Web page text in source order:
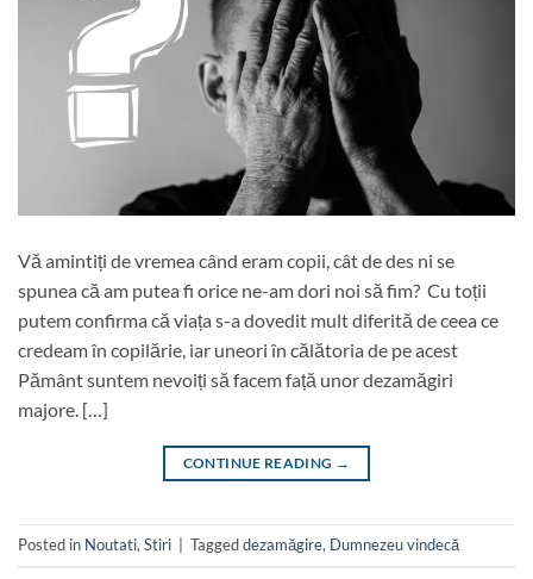
Vă amintiți de vremea când eram copii, cât de des ni se
spunea că am putea fi orice ne-am dori noi să fim? Cu toții
putem confirma că viața s-a dovedit mult diferită de ceea ce
credeam în copilărie, iar uneori în călătoria de pe acest
Pământ suntem nevoiți să facem față unor dezamăgiri
majore. […]
CONTINUE READING →
Posted in Noutati, Stiri Taggeddezamăgire, Dumnezeu vindecă